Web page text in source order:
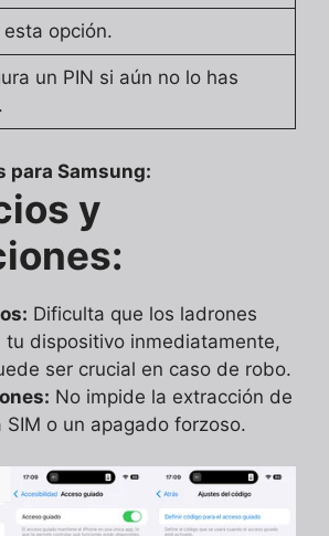
opción.
un PIN si aún no lo has
para Samsung:
y
Dificulta que los ladrones
tu dispositivo inmediatamente,
ser crucial en caso de robo.
No impide la extracción de
SIM o un apagado forzoso.